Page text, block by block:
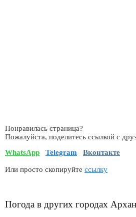
Понравилась страница?
Пожалуйста, поделитесь ссылкой с
WhatsApp
Telegram Вконтакте
Или просто скопируйте ссылку
Погода в других городах